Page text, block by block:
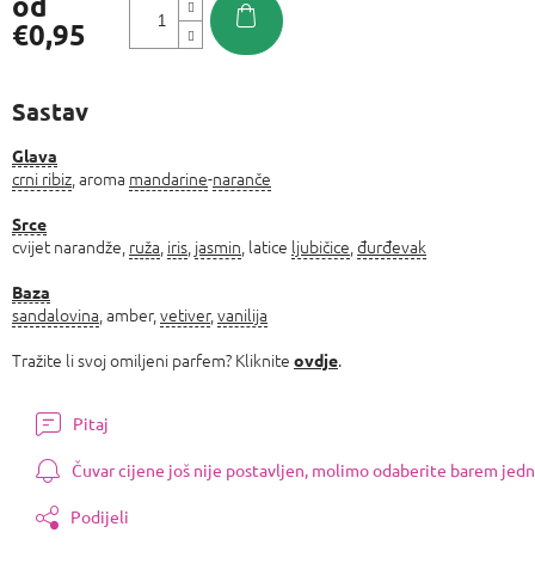
€0,95
Sastav
Glava
crni ribiz , aroma mandarine-naranče
Srce
cvijet narandže, ruža iris jasmin , latice ljubičice đurđevak
Baza
sandalovina , amber, vetiver, vanilija
Tražite li svoj omiljeni parfem? Kliknite ovdje.
Pitaj
Čuvar cijene još nije postavljen, molimo odaberite barem
Podijeli